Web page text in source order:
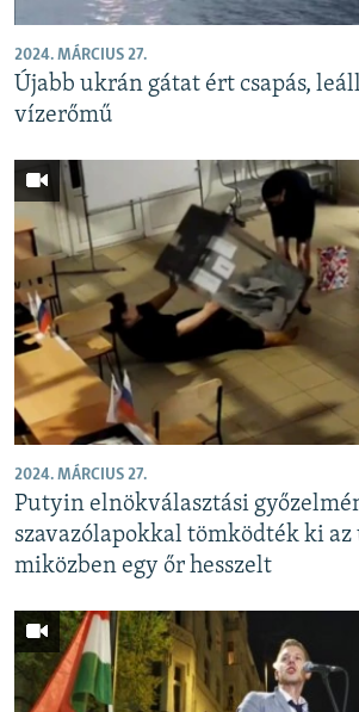
2024. MÁRCIUS 27.
Újabb ukrán gátat ért csapás,
vízerőmű
2024. MÁRCIUS 27.
Putyin elnökválasztási
szavazólapokkal tömködték ki
miközben egy őr hesszelt